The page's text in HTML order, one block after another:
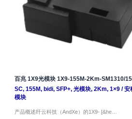
百兆 1X9光模块 1X9-155M-2Km-SM1310/
SC, 155M, bidi, SFP+, 光模块, 2Km, 1×9/安
模块
产品概述纤云科技（AndXe）的1X9- [&he…